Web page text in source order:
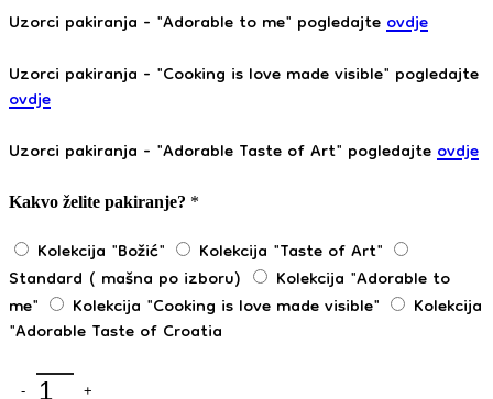
Uzorci pakiranja - "Adorable to me" pogledajteovdje
Uzorci pakiranja - "Cooking is love made visible" pogledajte
ovdje
Uzorci pakiranja - "Adorable Taste of Art" pogledajteovdje
Kakvo želite pakiranje? *
Kolekcija "Božić" Kolekcija "Taste of Art"
Standard ( mašna po izboru) Kolekcija "Adorable to
me" Kolekcija "Cooking is love made visible" Kolekcija
"Adorable Taste of Croatia